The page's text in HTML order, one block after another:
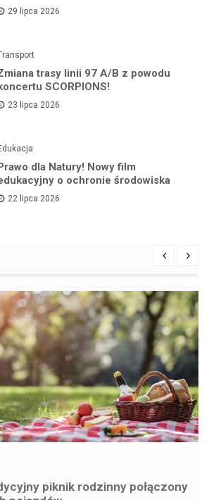
29 lipca 2026
trasy linii 97 A/B z powodu
SCORPIONS!
23 lipca 2026
dla Natury! Nowy film
o ochronie środowiska
22 lipca 2026
piknik rodzinny połączony